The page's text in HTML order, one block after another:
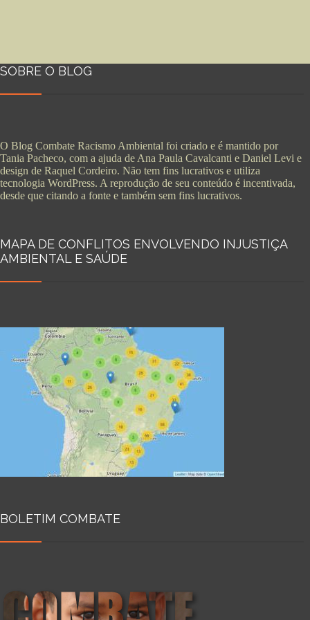
SOBRE O BLOG
O Blog Combate Racismo Ambiental foi criado e é mantido por
Tania Pacheco, com a ajuda de Ana Paula Cavalcanti e Daniel Levi e
design de Raquel Cordeiro. Não tem fins lucrativos e utiliza
tecnologia WordPress. A reprodução de seu conteúdo é incentivada,
desde que citando a fonte e também sem fins lucrativos.
MAPA DE CONFLITOS ENVOLVENDO INJUSTIÇA
AMBIENTAL E SAÚDE
BOLETIM COMBATE